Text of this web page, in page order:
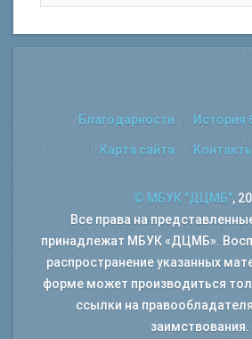
Благодарности История
Карта сайта
© МБУК "ДЦМБ",
Все права на
принадлежат МБУК «ДЦМБ».
распространение указанных
форме может производиться
ссылки на
заимствования.